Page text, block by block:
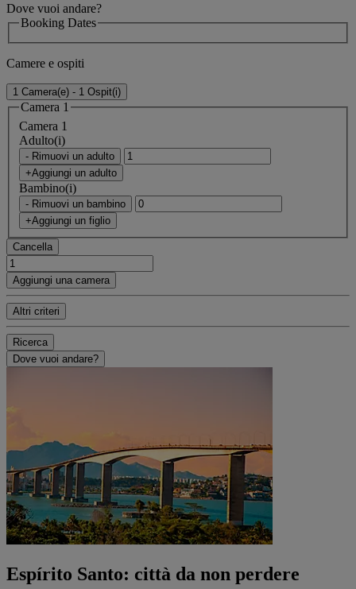
Dove vuoi andare?
Booking Dates
Camere e ospiti
1 Camera(e) - 1 Ospit(i)
Camera 1
Camera 1
Adulto(i)
- Rimuovi un adulto
+Aggiungi un adulto
Bambino(i)
- Rimuovi un bambino
+Aggiungi un figlio
Cancella
Aggiungi una camera
Altri criteri
Ricerca
Dove vuoi andare?
Espírito Santo: città da non perdere